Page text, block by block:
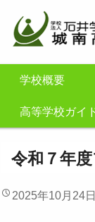
学校概要
高等学校ガイ
令和７年
2025年10月24日